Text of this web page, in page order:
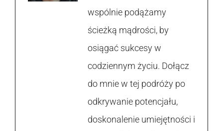
wspólnie podążamy
ścieżką mądrości, by
osiągać sukcesy w
codziennym życiu. Dołącz
do mnie w tej podróży po
odkrywanie potencjału,
doskonalenie umiejętności i